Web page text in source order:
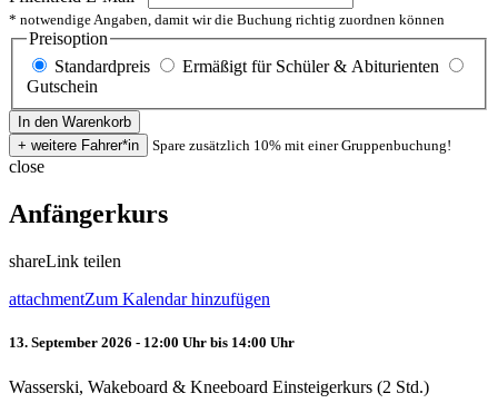
* notwendige Angaben, damit wir die Buchung richtig zuordnen können
Preisoption
Standardpreis
Ermäßigt für Schüler & Abiturienten
Gutschein
Spare zusätzlich 10% mit einer Gruppenbuchung!
close
Anfängerkurs
shareLink teilen
attachmentZum Kalendar hinzufügen
13. September 2026 - 12:00 Uhr bis 14:00 Uhr
Wasserski, Wakeboard & Kneeboard Einsteigerkurs (2 Std.)